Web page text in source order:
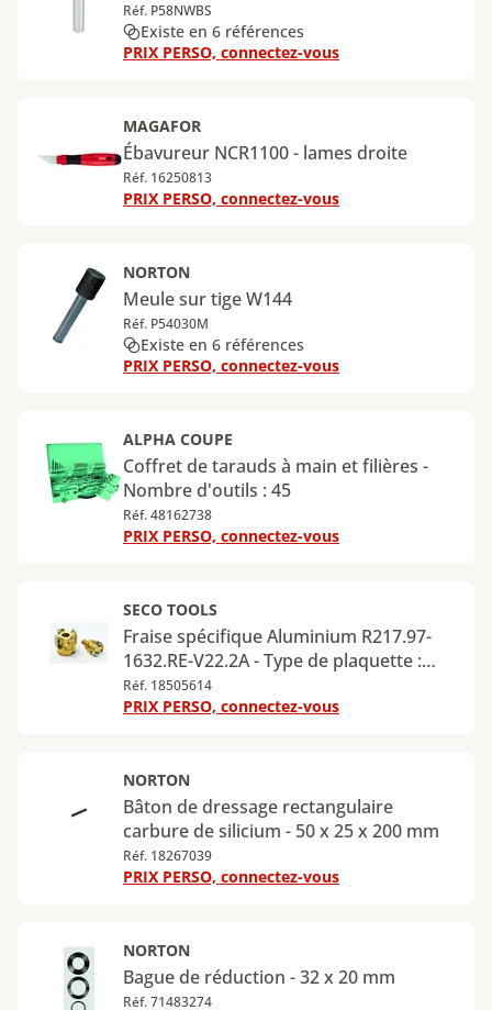
Réf. P58NWBS
Existe en 6 références
PRIX PERSO, connectez-vous
MAGAFOR
Ébavureur NCR1100 - lames droite
Réf. 16250813
PRIX PERSO, connectez-vous
NORTON
Meule sur tige W144
Réf. P54030M
Existe en 6 références
PRIX PERSO, connectez-vous
ALPHA COUPE
Coffret de tarauds à main et filières -
Nombre d'outils : 45
Réf. 48162738
PRIX PERSO, connectez-vous
SECO TOOLS
Fraise spécifique Aluminium R217.97-
1632.RE-V22.2A - Type de plaquette :
VP22 - Diamètre : 32 mm - Profondeur
de coupe maximale : 14 mm - 2 dents
Réf. 18505614
PRIX PERSO, connectez-vous
NORTON
Bâton de dressage rectangulaire
carbure de silicium - 50 x 25 x 200 mm
Réf. 18267039
PRIX PERSO, connectez-vous
NORTON
Bague de réduction - 32 x 20 mm
Réf. 71483274